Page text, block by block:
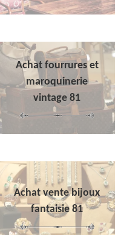
Achat fourrures et
maroquinerie
vintage 81
Achat vente bijoux
fantaisie 81